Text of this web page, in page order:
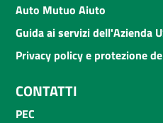
Auto Mutuo Aiuto
Guida ai servizi dell'Azienda
Privacy policy e protezione
CONTATTI
PEC